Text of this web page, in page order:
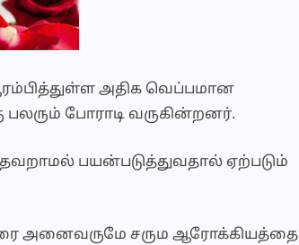
அதிக வெப்பமான
போராடி வருகின்றனர்.
பயன்படுத்துவதால் ஏற்படும்
அனைவருமே சரும ஆரோக்கியத்தை